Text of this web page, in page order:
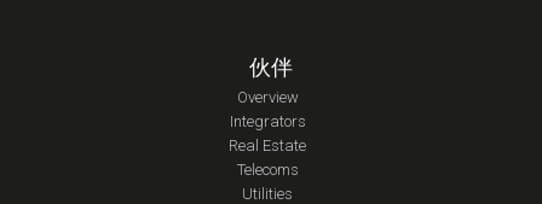
伙伴
Overview
Integrators
Real Estate
Telecoms
Utilities